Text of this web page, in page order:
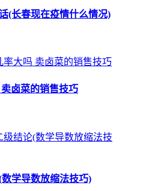
(长春现在疫情什么情况)
卤菜的销售技巧
学导数放缩法技巧)